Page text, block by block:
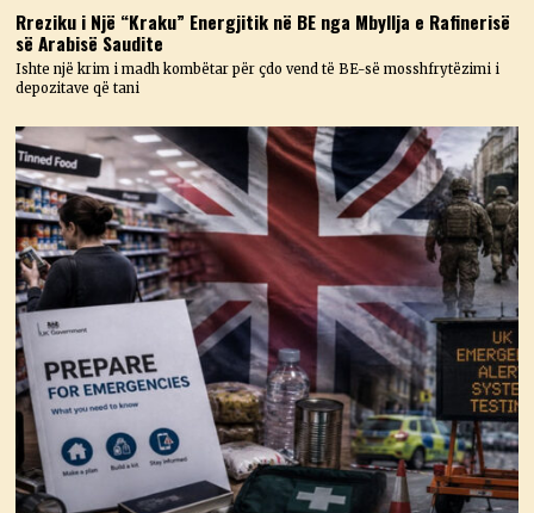
Rreziku i Një “Kraku” Energjitik në BE nga Mbyllja e Rafinerisë
së Arabisë Saudite
Ishte një krim i madh kombëtar për çdo vend të BE-së mosshfrytëzimi i
depozitave që tani